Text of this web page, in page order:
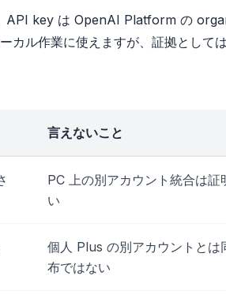
key は OpenAI Platform の
ル作業に使えますが、証拠として
言えないこと
PC 上の別アカウント統合は証
い
個人 Plus の別アカウントとは
布ではない